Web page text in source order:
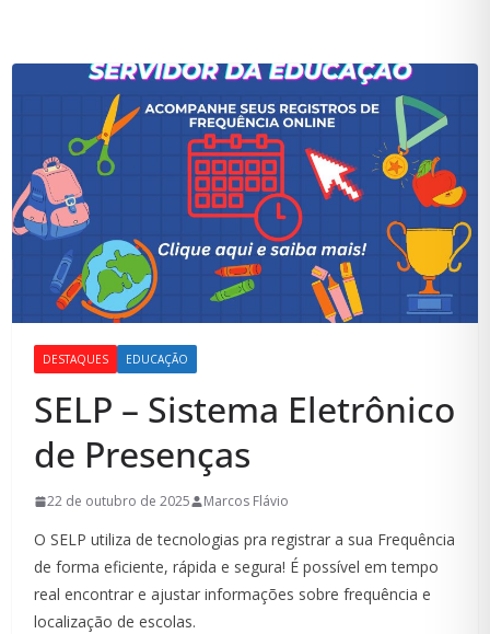
DESTAQUES EDUCAÇÃO
SELP – Sistema Eletrônico
de Presenças
22 de outubro de 2025 Marcos Flávio
O SELP utiliza de tecnologias pra registrar a sua Frequência
de forma eficiente, rápida e segura! É possível em tempo
real encontrar e ajustar informações sobre frequência e
localização de escolas.